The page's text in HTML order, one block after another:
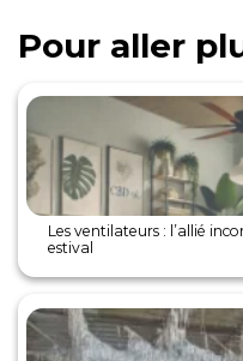
Pour aller
Les ventilateurs : l’allié
estival